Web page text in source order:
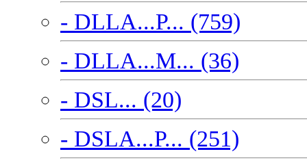
- DLLA...P... (759)
- DLLA...M... (36)
- DSL... (20)
- DSLA...P... (251)